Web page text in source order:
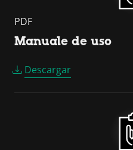
PDF
Manuale de uso
Descargar